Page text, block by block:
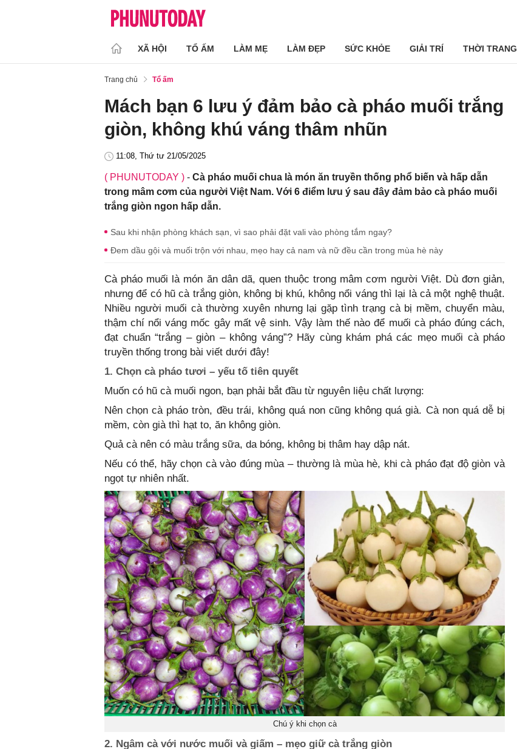
XÃ HỘI TỔ ẤM LÀM MẸ LÀM ĐẸP SỨC KHỎE GIẢI TRÍ THỜI TRANG
Trang chủ Tổ ấm
Mách bạn 6 lưu ý đảm bảo cà pháo muối trắng
giòn, không khú váng thâm nhũn
11:08, Thứ tư 21/05/2025
( PHUNUTODAY ) - Cà pháo muối chua là món ăn truyền thống phổ biến và hấp dẫn
trong mâm cơm của người Việt Nam. Với 6 điểm lưu ý sau đây đảm bảo cà pháo muối
trắng giòn ngon hấp dẫn.
Sau khi nhận phòng khách sạn, vì sao phải đặt vali vào phòng tắm ngay?
Đem dầu gội và muối trộn với nhau, mẹo hay cả nam và nữ đều cần trong mùa hè này
Cà pháo muối là món ăn dân dã, quen thuộc trong mâm cơm người Việt. Dù đơn giản,
nhưng để có hũ cà trắng giòn, không bị khú, không nổi váng thì lại là cả một nghệ thuật.
Nhiều người muối cà thường xuyên nhưng lại gặp tình trạng cà bị mềm, chuyển màu,
thậm chí nổi váng mốc gây mất vệ sinh. Vậy làm thế nào để muối cà pháo đúng cách,
đạt chuẩn “trắng – giòn – không váng”? Hãy cùng khám phá các mẹo muối cà pháo
truyền thống trong bài viết dưới đây!
1. Chọn cà pháo tươi – yếu tố tiên quyết
Muốn có hũ cà muối ngon, bạn phải bắt đầu từ nguyên liệu chất lượng:
Nên chọn cà pháo tròn, đều trái, không quá non cũng không quá già. Cà non quá dễ bị
mềm, còn già thì hạt to, ăn không giòn.
Quả cà nên có màu trắng sữa, da bóng, không bị thâm hay dập nát.
Nếu có thể, hãy chọn cà vào đúng mùa – thường là mùa hè, khi cà pháo đạt độ giòn và
ngọt tự nhiên nhất.
Chú ý khi chọn cà
2. Ngâm cà với nước muối và giấm – mẹo giữ cà trắng giòn